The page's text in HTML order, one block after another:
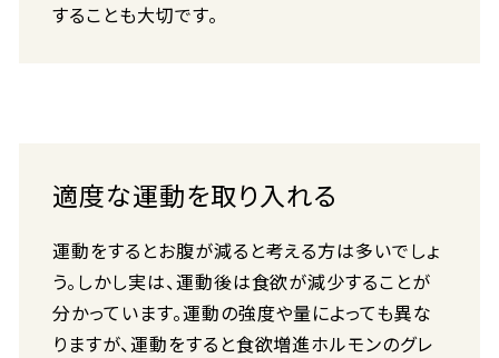
することも大切です。
適度な運動を取り入れる
運動をするとお腹が減ると考える方は多いでしょ
う。しかし実は、運動後は食欲が減少することが
分かっています。運動の強度や量によっても異な
りますが、運動をすると食欲増進ホルモンのグレ